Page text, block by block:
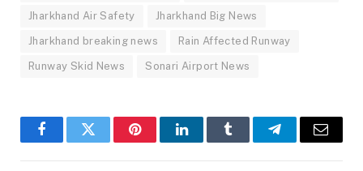
Jharkhand Air Safety Jharkhand Big News
Jharkhand breaking news Rain Affected Runway
Runway Skid News Sonari Airport News
FacebookTwitter PinterestLinkedInTumblr TelegramEmail